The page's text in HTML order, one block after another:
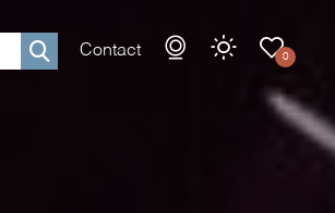
Rechercher
Contact 0